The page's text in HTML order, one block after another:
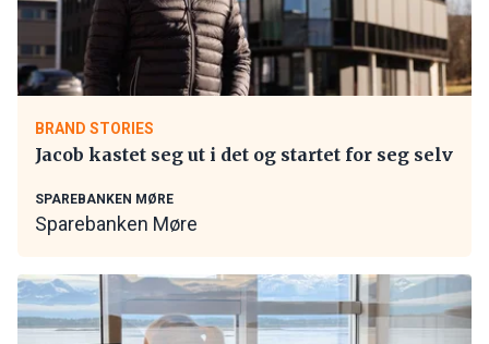
BRAND STORIES
Jacob kastet seg ut i det og startet for seg selv
SPAREBANKEN MØRE
Sparebanken Møre